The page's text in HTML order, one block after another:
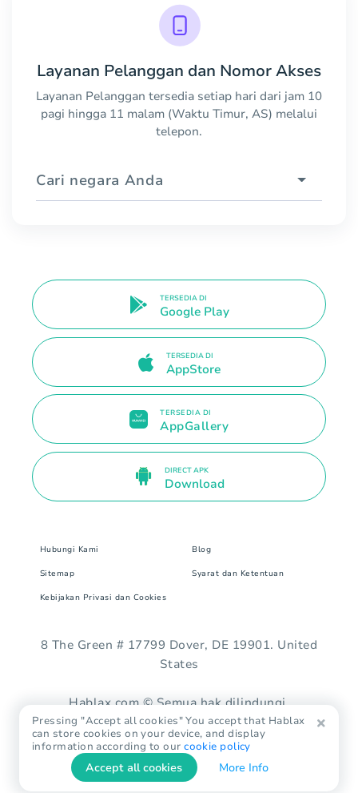
Layanan Pelanggan dan Nomor Akses
Layanan Pelanggan tersedia setiap hari dari jam 10
pagi hingga 11 malam (Waktu Timur, AS) melalui
telepon.
Cari negara Anda
TERSEDIA DI
Google Play
TERSEDIA DI
AppStore
TERSEDIA DI
AppGallery
DIRECT APK
Download
Hubungi Kami Blog
Sitemap Syarat dan Ketentuan
Kebijakan Privasi dan Cookies
8 The Green # 17799 Dover, DE 19901. United
States
Hablax.com © Semua hak dilindungi.
Pressing "Accept all cookies" You accept that Hablax
can store cookies on your device, and display
information according to ourcookie policy
Accept all cookies More Info